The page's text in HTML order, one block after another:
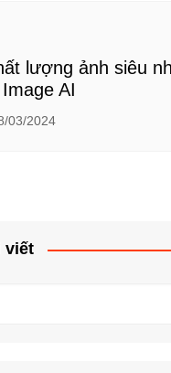
lượng ảnh siêu
AI
03/2024
viết